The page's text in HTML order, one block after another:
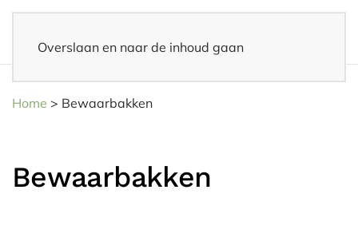
Overslaan en naar de inhoud gaan
Home > Bewaarbakken
Bewaarbakken